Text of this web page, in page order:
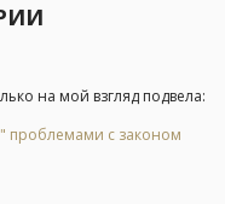
на мой взгляд подвела:
проблемами с законом